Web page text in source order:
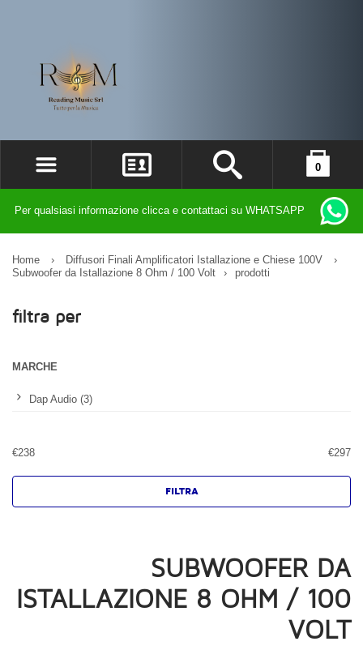
ACCEDI
REGISTRATI
0
Per qualsiasi informazione clicca e contattaci su WHATSAPP
Home › Diffusori Finali Amplificatori Istallazione e Chiese 100V
›
Subwoofer da Istallazione 8 Ohm / 100 Volt
› prodotti
filtra per
MARCHE
Dap Audio (3)
€238 €297
SUBWOOFER DA
ISTALLAZIONE 8 OHM / 100
VOLT